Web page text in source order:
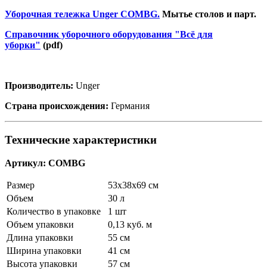
Уборочная тележка Unger COMBG. Мытье столов и парт.
Справочник уборочного оборудования "Всё для
уборки" (pdf)
Производитель: Unger
Страна происхождения: Германия
Технические характеристики
Артикул: COMBG
Размер
53x38x69 см
Объем
30 л
Количество в упаковке
1 шт
Объем упаковки
0,13 куб. м
Длина упаковки
55 см
Ширина упаковки
41 см
Высота упаковки
57 см